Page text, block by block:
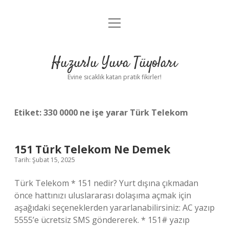
Anasayfa
Yasal Uyarı
menüyü
Huzurlu Yuva Tüyoları
Evine sıcaklık katan pratik fikirler!
Etiket:330 0000 ne işe yarar Türk Telekom
151 Türk Telekom Ne Demek
Tarih: Şubat 15, 2025
Türk Telekom * 151 nedir? Yurt dışına çıkmadan
önce hattınızı uluslararası dolaşıma açmak için
aşağıdaki seçeneklerden yararlanabilirsiniz: AC yazıp
5555’e ücretsiz SMS göndererek. * 151# yazıp